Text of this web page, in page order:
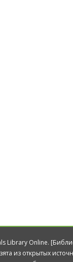
Library Online.
из открытых